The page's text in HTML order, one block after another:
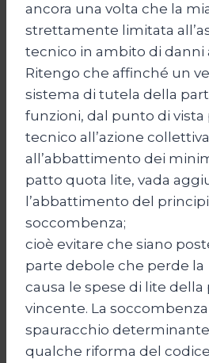
ancora una volta che la
strettamente limitata
tecnico in ambito di danni
Ritengo che affinché un
sistema di tutela della
funzioni, dal punto di
tecnico all’azione
all’abbattimento dei
patto quota lite, vada
l’abbattimento del
soccombenza;
cioè evitare che siano
parte debole che perde la
causa le spese di lite
vincente. La
spauracchio
qualche riforma del